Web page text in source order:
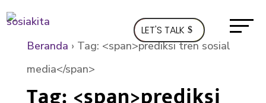
LET'S TALK
Beranda › Tag: <span>prediksi tren sosial
media</span>